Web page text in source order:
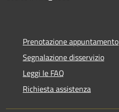
Prenotazione appuntamento
Segnalazione disservizio
Leggi le FAQ
Richiesta assistenza